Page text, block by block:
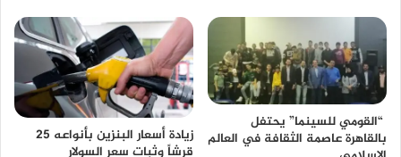
“القومي للسينما” يحتفل
بالقاهرة عاصمة الثقافة في العالم
زيادة أسعار البنزين بأنواعه 25
قرشاً وثبات سعر السولار